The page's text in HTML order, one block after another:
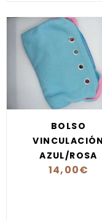
BOLSO
VINCULACIÓN
AZUL/ROSA
14,00€